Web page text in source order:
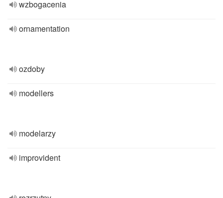
wzbogacenia
ornamentation
ozdoby
modellers
modelarzy
improvident